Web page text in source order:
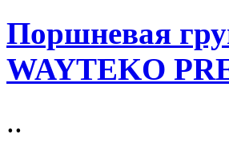
Поршневая
WAYTEKO
..